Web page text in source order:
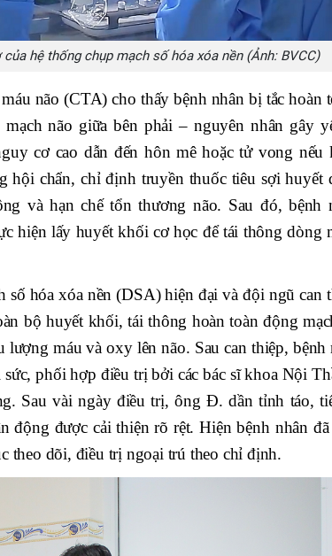
hệ thống chụp mạch số hóa xóa nền (Ảnh: BVCC)
não (CTA) cho thấy bệnh nhân bị tắc hoàn
não giữa bên phải – nguyên nhân gây
cơ cao dẫn đến hôn mê hoặc tử vong nếu
hội chẩn, chỉ định truyền thuốc tiêu sợi huyết
và hạn chế tổn thương não. Sau đó, bệnh
hiện lấy huyết khối cơ học để tái thông dòng
số hóa xóa nền (DSA) hiện đại và đội ngũ can
bộ huyết khối, tái thông hoàn toàn động
máu và oxy lên não. Sau can thiệp, bệnh
phối hợp điều trị bởi các bác sĩ khoa Nội
Sau vài ngày điều trị, ông Đ. dần tỉnh táo,
động được cải thiện rõ rệt. Hiện bệnh nhân
theo dõi, điều trị ngoại trú theo chỉ định.